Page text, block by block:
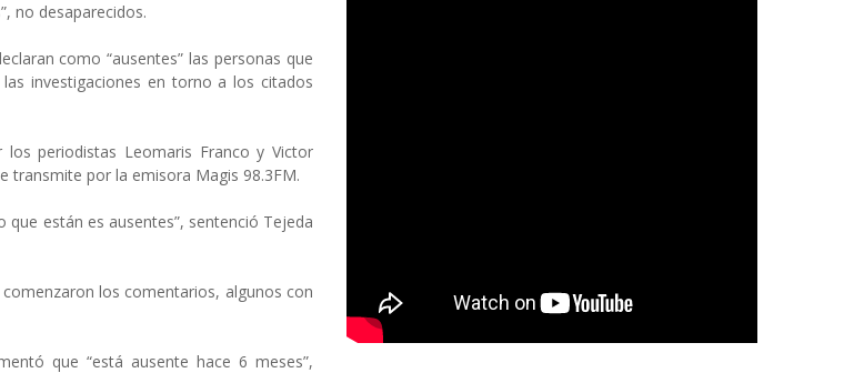
no desaparecidos.
como “ausentes” las personas que
investigaciones en torno a los citados
periodistas Leomaris Franco y Victor
transmite por la emisora Magis 98.3FM.
están es ausentes”, sentenció Tejeda
los comentarios, algunos con
que “está ausente hace 6 meses”,